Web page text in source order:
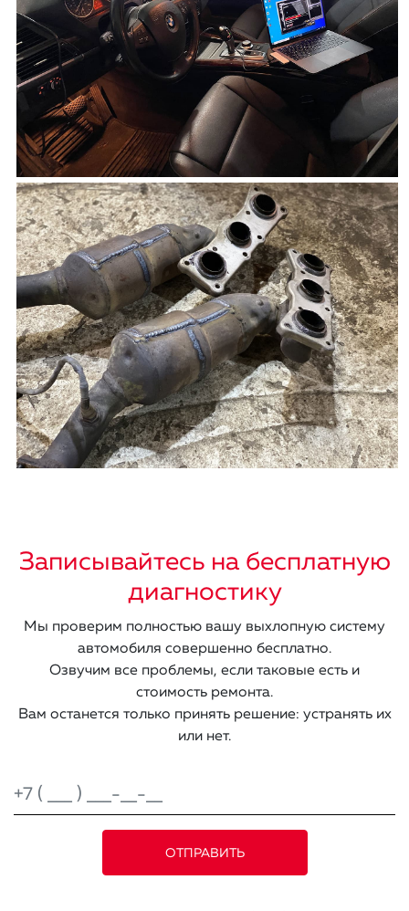
Записывайтесь на бесплатную
диагностику
Мы проверим полностью вашу выхлопную систему
автомобиля совершенно бесплатно.
Озвучим все проблемы, если таковые есть и
стоимость ремонта.
Вам останется только принять решение: устранять их
или нет.